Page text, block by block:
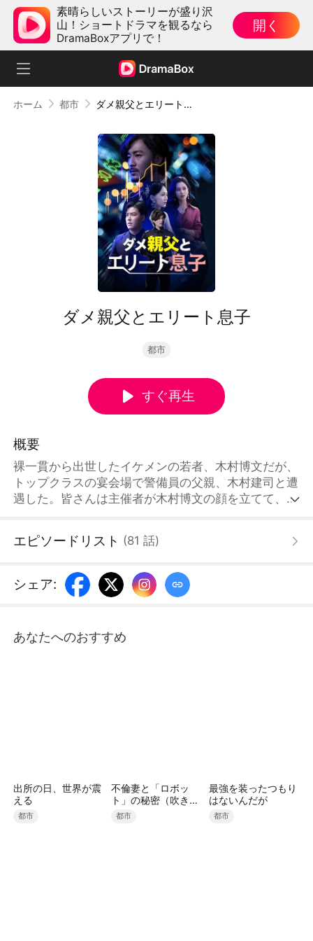
素晴らしいストーリーが盛り沢
山！ショートドラマを観るなら
DramaBoxアプリで！
開く
ホーム 都市 ダメ親父とエリート息子
ダメ親父とエリート息子
都市
すぐ再生
概要
裸一貫から出世したイケメンの若者、木村博文だが、
トップクラスの宴会場で警備員の父親、木村建司と遭
遇した。皆さんは主催者が木村博文の顔を立てて、彼
かしい思いをさせた。しかし、この大雑把で上流社会
大物だと、皆はまだ知らない。
エピソードリスト (81 話)
シェア:
あなたへのおすすめ
出所の日、世界が震
える
都市
不倫妻と「ロボッ
ト」の秘密（吹き替
え）
都市
最強を装ったつもり
はないんだが
都市